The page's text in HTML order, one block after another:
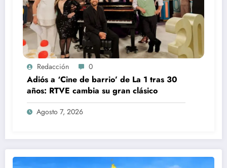
Redacción 0
Adiós a ‘Cine de barrio’ de La 1 tras 30
años: RTVE cambia su gran clásico
Agosto 7, 2026